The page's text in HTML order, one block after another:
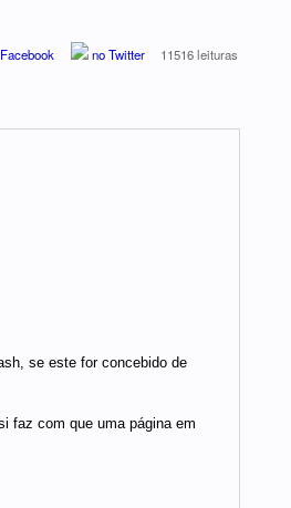
no Twitter 11516 leituras
se este for concebido de
faz com que uma página em